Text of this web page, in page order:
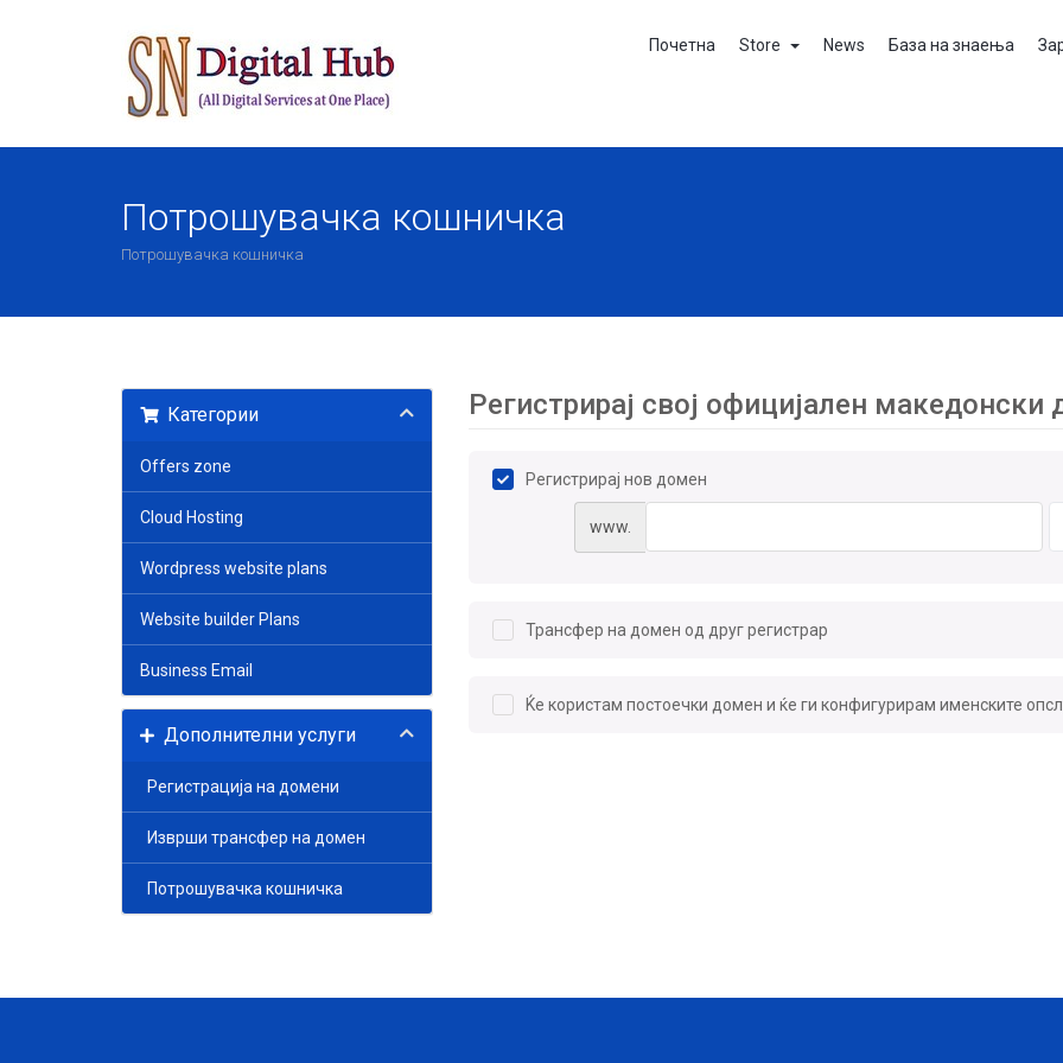
Почетна Store News База на знаења
Потрошувачка кошничка
Потрошувачка кошничка
Категории
Offers zone
Cloud Hosting
Wordpress website plans
Website builder Plans
Business Email
Дополнителни услуги
Регистрација на домени
Изврши трансфер на домен
Потрошувачка кошничка
Регистрирај свој официјален македонски
Регистрирај нов домен
www.
Трансфер на домен од друг регистрар
Ќе користам постоечки домен и ќе ги конфигурирам именските